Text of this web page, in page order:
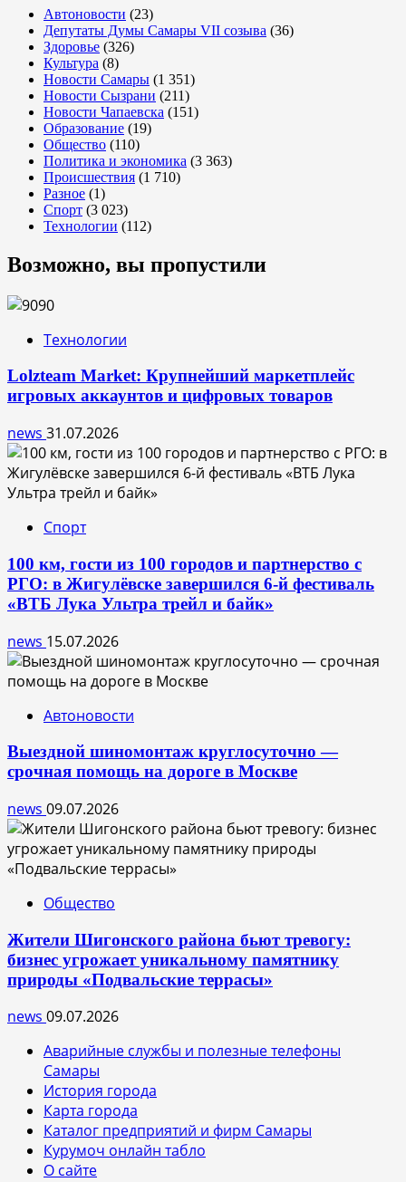
Автоновости (23)
Депутаты Думы Самары VII созыва (36)
Здоровье (326)
Культура (8)
Новости Самары (1 351)
Новости Сызрани (211)
Новости Чапаевска (151)
Образование (19)
Общество (110)
Политика и экономика (3 363)
Происшествия (1 710)
Разное (1)
Спорт (3 023)
Технологии (112)
Возможно, вы пропустили
Технологии
Lolzteam Market: Крупнейший маркетплейс
игровых аккаунтов и цифровых товаров
news 31.07.2026
Спорт
100 км, гости из 100 городов и партнерство с
РГО: в Жигулёвске завершился 6-й фестиваль
«ВТБ Лука Ультра трейл и байк»
news 15.07.2026
Автоновости
Выездной шиномонтаж круглосуточно —
срочная помощь на дороге в Москве
news 09.07.2026
Общество
Жители Шигонского района бьют тревогу:
бизнес угрожает уникальному памятнику
природы «Подвальские террасы»
news 09.07.2026
Аварийные службы и полезные телефоны
Самары
История города
Карта города
Каталог предприятий и фирм Самары
Курумоч онлайн табло
О сайте